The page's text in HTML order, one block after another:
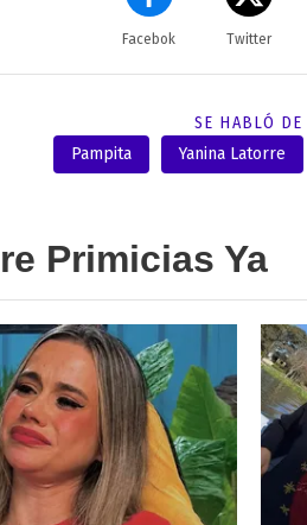
Facebok Twitter
SE HABLÓ DE
Pampita
Yanina Latorre
Primicias Ya